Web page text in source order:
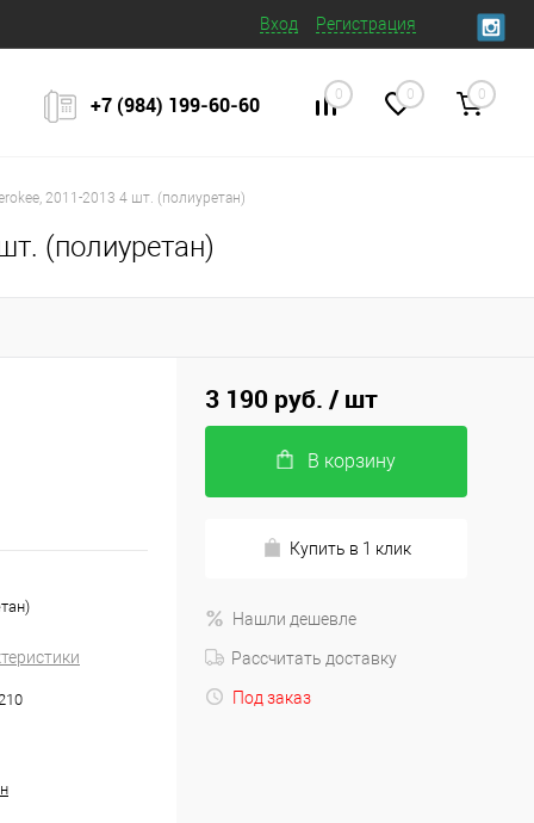
Вход Регистрация
+7 (984) 199‒60‒60 0 0 0
2011-2013 4 шт. (полиуретан)
(полиуретан)
3 190 руб. / шт
В корзину
Купить в 1 клик
Нашли дешевле
Рассчитать доставку
Под заказ